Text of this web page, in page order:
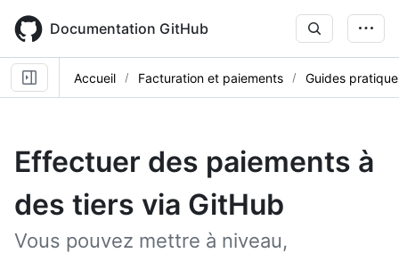
main
content
Documentation GitHub
Accueil Facturation et paiements Guides
Effectuer des paiements à
des tiers via GitHub
Vous pouvez mettre à niveau,